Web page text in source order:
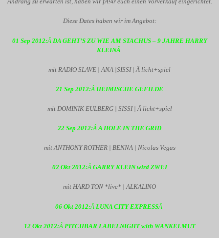
Diese Dates haben wir im Angebot:
01 Sep 2012:Â DA GEHT’S ZU WIE AM STACHUS – 9 JAHRE HARRY
KLEINÂ
mit RADIO SLAVE | ANA |SISSI | Â licht+spiel
21 Sep 2012:Â HEIMISCHE GEFILDE
mit DOMINIK EULBERG | SISSI | Â licht+spiel
22 Sep 2012:ÂA HOLE IN THE GRID
mit ANTHONY ROTHER | BENNA | Nicolas Vegas
02 Okt 2012:Â GARRY KLEIN wird ZWEI
mit HARD TON *live* | ALKALINO
06 Okt 2012:Â LUNA CITY EXPRESSÂ
12 Okt 2012:Â PITCHBAR LABELNIGHT with WANKELMUT